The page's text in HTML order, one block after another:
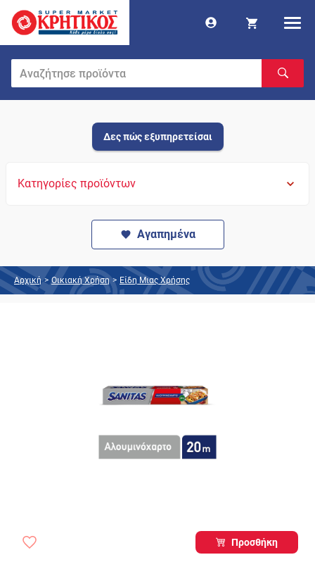
Δες πώς εξυπηρετείσαι
Κατηγορίες προϊόντων
Αγαπημένα
Αρχική > Οικιακή Χρήση > Είδη Μιας Χρήσης
Προσθήκη